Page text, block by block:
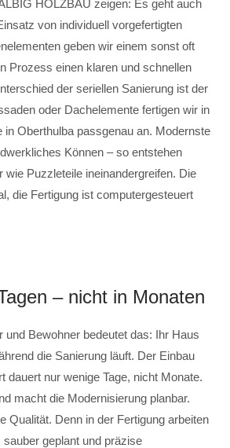
HOLZBAU zeigen: Es geht auch
von individuell vorgefertigten
geben wir einem sonst oft
Prozess einen klaren und schnellen
der seriellen Sanierung ist der
oder Dachelemente fertigen wir in
in Oberthulba passgenau an. Modernste
Können – so entstehen
wie Puzzleteile ineinandergreifen. Die
die Fertigung ist computergesteuert
– nicht in Monaten
und Bewohner bedeutet das: Ihr Haus
die Sanierung läuft. Der Einbau
dauert nur wenige Tage, nicht Monate.
macht die Modernisierung planbar.
Qualität. Denn in der Fertigung arbeiten
geplant und präzise